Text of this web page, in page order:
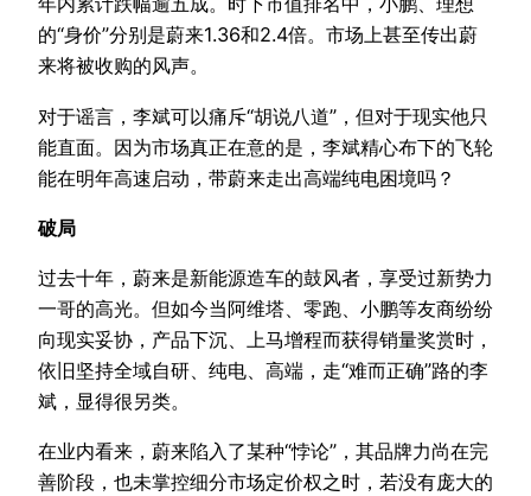
的“身价”分别是蔚来1.36和2.4倍。市场上甚至传出蔚
来将被收购的风声。
对于谣言，李斌可以痛斥“胡说八道”，但对于现实他只
能直面。因为市场真正在意的是，李斌精心布下的飞轮
能在明年高速启动，带蔚来走出高端纯电困境吗？
破局
过去十年，蔚来是新能源造车的鼓风者，享受过新势力
一哥的高光。但如今当阿维塔、零跑、小鹏等友商纷纷
向现实妥协，产品下沉、上马增程而获得销量奖赏时，
依旧坚持全域自研、纯电、高端，走“难而正确”路的李
斌，显得很另类。
在业内看来，蔚来陷入了某种“悖论”，其品牌力尚在完
善阶段，也未掌控细分市场定价权之时，若没有庞大的